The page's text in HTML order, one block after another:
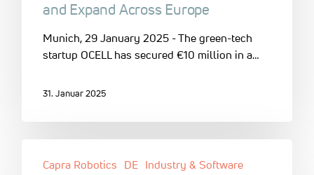
and Expand Across Europe
Munich, 29 January 2025 - The green-tech
startup OCELL has secured €10 million in a…
31. Januar 2025
Capra Robotics DE Industry & Software